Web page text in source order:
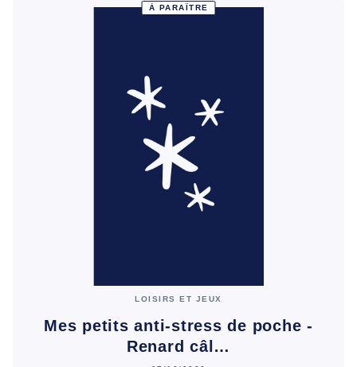
À PARAÎTRE
LOISIRS ET JEUX
Mes petits anti-stress de poche -
Renard câl…